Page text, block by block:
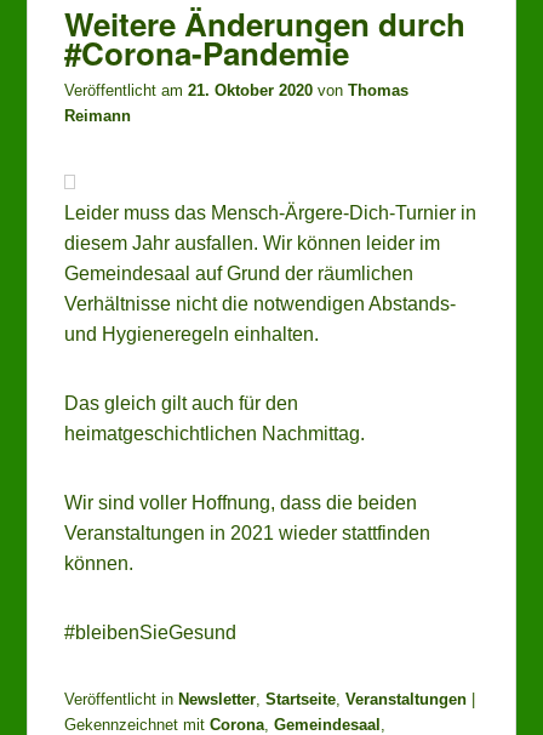
Weitere Änderungen durch
#Corona-Pandemie
Veröffentlicht am21. Oktober 2020 vonThomas
Reimann
Leider muss das Mensch-Ärgere-Dich-Turnier in
diesem Jahr ausfallen. Wir können leider im
Gemeindesaal auf Grund der räumlichen
Verhältnisse nicht die notwendigen Abstands-
und Hygieneregeln einhalten.
Das gleich gilt auch für den
heimatgeschichtlichen Nachmittag.
Wir sind voller Hoffnung, dass die beiden
Veranstaltungen in 2021 wieder stattfinden
können.
#bleibenSieGesund
Veröffentlicht in Newsletter ,Startseite ,Veranstaltungen
Gekennzeichnet mit Corona ,Gemeindesaal